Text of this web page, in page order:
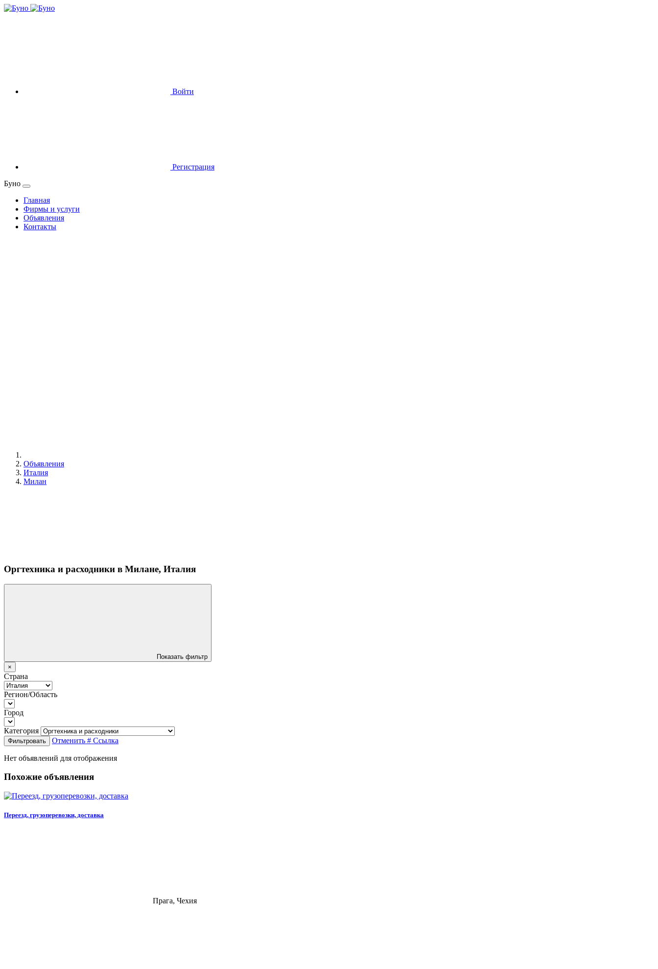
Войти
Регистрация
Буно
Главная
Фирмы и услуги
Объявления
Контакты
Объявления
Италия
Милан
Оргтехника и расходники в Милане, Италия
Показать фильтр
×
Страна
Регион/Область
Город
Категория
Фильтровать Отменить # Ссылка
Нет объявлений для отображения
Похожие объявления
Переезд, грузоперевозки, доставка
Прага, Чехия